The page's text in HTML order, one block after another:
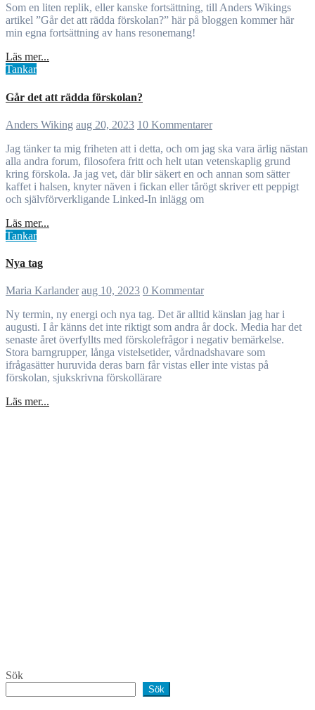
Som en liten replik, eller kanske fortsättning, till Anders Wikings
artikel ”Går det att rädda förskolan?” här på bloggen kommer här
min egna fortsättning av hans resonemang!
Läs mer...
Tankar
Går det att rädda förskolan?
Anders Wiking aug 20, 2023 10 Kommentarer
Jag tänker ta mig friheten att i detta, och om jag ska vara ärlig nästan
alla andra forum, filosofera fritt och helt utan vetenskaplig grund
kring förskola. Ja jag vet, där blir säkert en och annan som sätter
kaffet i halsen, knyter näven i fickan eller tårögt skriver ett peppigt
och självförverkligande Linked-In inlägg om
Läs mer...
Tankar
Nya tag
Maria Karlander aug 10, 2023 0 Kommentar
Ny termin, ny energi och nya tag. Det är alltid känslan jag har i
augusti. I år känns det inte riktigt som andra år dock. Media har det
senaste året överfyllts med förskolefrågor i negativ bemärkelse.
Stora barngrupper, långa vistelsetider, vårdnadshavare som
ifrågasätter huruvida deras barn får vistas eller inte vistas på
förskolan, sjukskrivna förskollärare
Läs mer...
Sök
Sök